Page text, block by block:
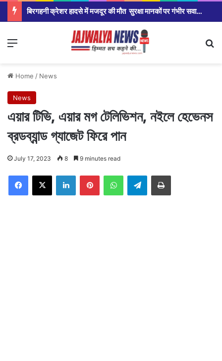
बिरगहनी क्रेशर हादसे में मजदूर की मौत सुरक्षा मानकों पर गंभीर सवाल।
Menu
Home / News
News
এয়ার টিভি, এয়ার মগ টেলিভিশন, নইলে হেভেনস
ব্রডব্যান্ড গ্যাজেট ফিরে পান
July 17, 2023 8 9 minutes read
Facebook
X LinkedInPinterestWhatsAppTelegramPrint